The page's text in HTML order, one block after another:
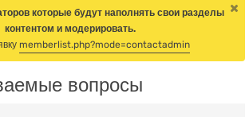
которые будут наполнять свои разделы
контентом и модерировать.
memberlist.php?mode=contactadmin
вопросы